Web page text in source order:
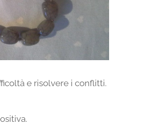
e risolvere i conflitti.